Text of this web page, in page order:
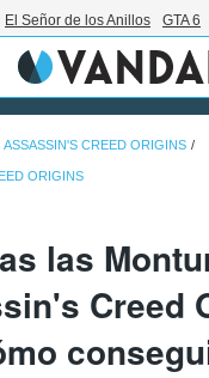
El Señor de los Anillos GTA 6
ASSASSIN'S CREED ORIGINS
ORIGINS
las
Creed